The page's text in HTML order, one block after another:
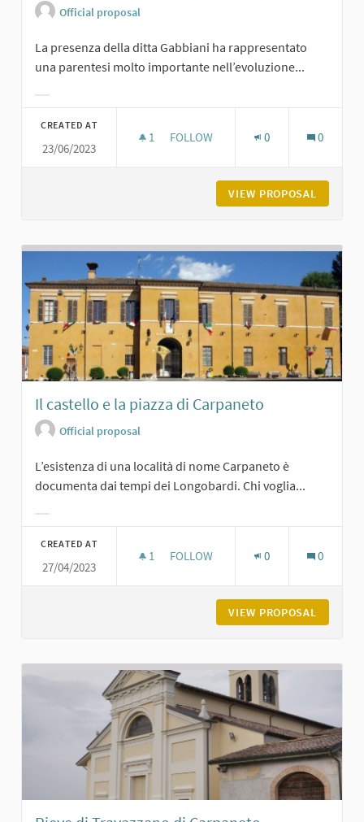
Official proposal
La presenza della ditta Gabbiani ha rappresentato
una parentesi molto importante nell’evoluzione...
CREATED AT
23/06/2023
1 1 FOLLOWER
FOLLOW 0 0
VIEW PROPOSAL
Il castello e la piazza di Carpaneto
Official proposal
L’esistenza di una località di nome Carpaneto è
documenta dai tempi dei Longobardi. Chi voglia...
CREATED AT
27/04/2023
1 1 FOLLOWER
FOLLOW 0 0
VIEW PROPOSAL